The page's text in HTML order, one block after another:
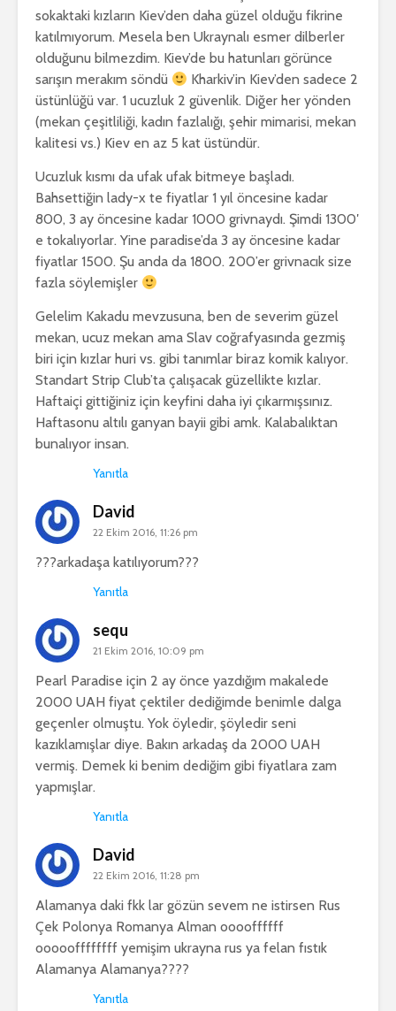
sokaktaki kızların Kiev’den daha güzel olduğu fikrine
katılmıyorum. Mesela ben Ukraynalı esmer dilberler
olduğunu bilmezdim. Kiev’de bu hatunları görünce
sarışın merakım söndü
Kharkiv’in Kiev’den sadece 2
üstünlüğü var. 1 ucuzluk 2 güvenlik. Diğer her yönden
(mekan çeşitliliği, kadın fazlalığı, şehir mimarisi, mekan
kalitesi vs.) Kiev en az 5 kat üstündür.
Ucuzluk kısmı da ufak ufak bitmeye başladı.
Bahsettiğin lady-x te fiyatlar 1 yıl öncesine kadar
800, 3 ay öncesine kadar 1000 grivnaydı. Şimdi 1300′
e tokalıyorlar. Yine paradise’da 3 ay öncesine kadar
fiyatlar 1500. Şu anda da 1800. 200’er grivnacık size
fazla söylemişler
Gelelim Kakadu mevzusuna, ben de severim güzel
mekan, ucuz mekan ama Slav coğrafyasında gezmiş
biri için kızlar huri vs. gibi tanımlar biraz komik kalıyor.
Standart Strip Club’ta çalışacak güzellikte kızlar.
Haftaiçi gittiğiniz için keyfini daha iyi çıkarmışsınız.
Haftasonu altılı ganyan bayii gibi amk. Kalabalıktan
bunalıyor insan.
Yanıtla
David
22 Ekim 2016, 11:26 pm
???arkadaşa katılıyorum???
Yanıtla
sequ
21 Ekim 2016, 10:09 pm
Pearl Paradise için 2 ay önce yazdığım makalede
2000 UAH fiyat çektiler dediğimde benimle dalga
geçenler olmuştu. Yok öyledir, şöyledir seni
kazıklamışlar diye. Bakın arkadaş da 2000 UAH
vermiş. Demek ki benim dediğim gibi fiyatlara zam
yapmışlar.
Yanıtla
David
22 Ekim 2016, 11:28 pm
Alamanya daki fkk lar gözün sevem ne istirsen Rus
Çek Polonya Romanya Alman ooooffffff
oooooffffffff yemişim ukrayna rus ya felan fıstık
Alamanya Alamanya????
Yanıtla